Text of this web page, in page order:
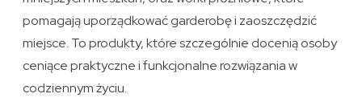
pomagają uporządkować garderobę i zaoszczędzić
miejsce. To produkty, które szczególnie docenią osoby
ceniące praktyczne i funkcjonalne rozwiązania w
codziennym życiu.